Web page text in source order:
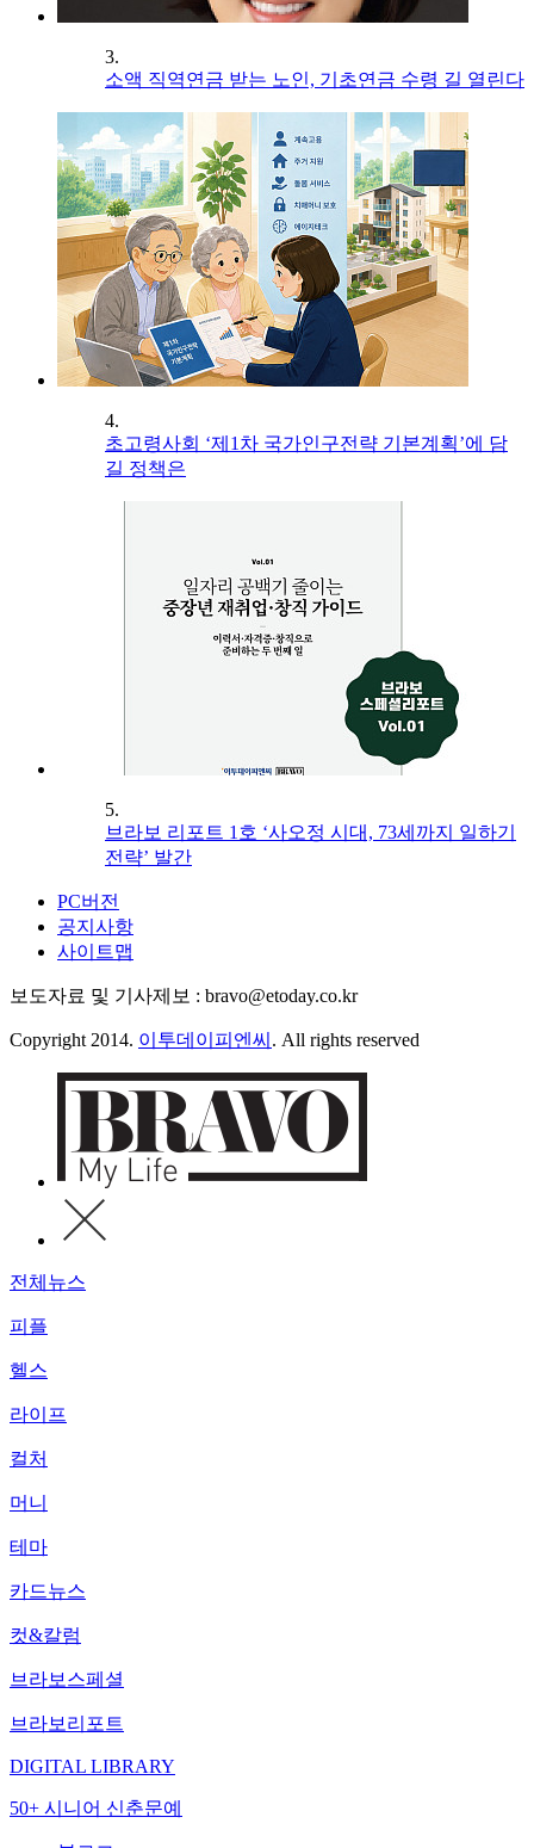
3.
소액 직역연금 받는 노인, 기초연금 수령 길 열린다
4.
초고령사회 ‘제1차 국가인구전략 기본계획’에 담
길 정책은
5.
브라보 리포트 1호 ‘사오정 시대, 73세까지 일하기
전략’ 발간
PC버전
공지사항
사이트맵
보도자료 및 기사제보 : bravo@etoday.co.kr
Copyright 2014. 이투데이피엔씨 . All rights reserved
전체뉴스
피플
헬스
라이프
컬처
머니
테마
카드뉴스
컷&칼럼
브라보스페셜
브라보리포트
DIGITAL LIBRARY
50+ 시니어 신춘문예